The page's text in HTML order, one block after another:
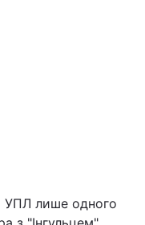
УПЛ лише одного